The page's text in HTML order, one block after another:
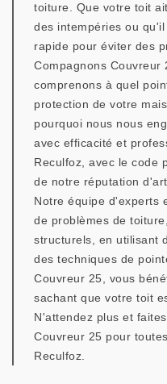
toiture. Que votre toit
des intempéries ou
rapide pour éviter des
Compagnons Couvreur
comprenons à quel
protection de votre
pourquoi nous nous
avec efficacité et
Reculfoz, avec le code
de notre réputation
Notre équipe d'experts
de problèmes de
structurels, en utilisant
des techniques de
Couvreur 25, vous
sachant que votre toit
N'attendez plus et
Couvreur 25 pour
Reculfoz.